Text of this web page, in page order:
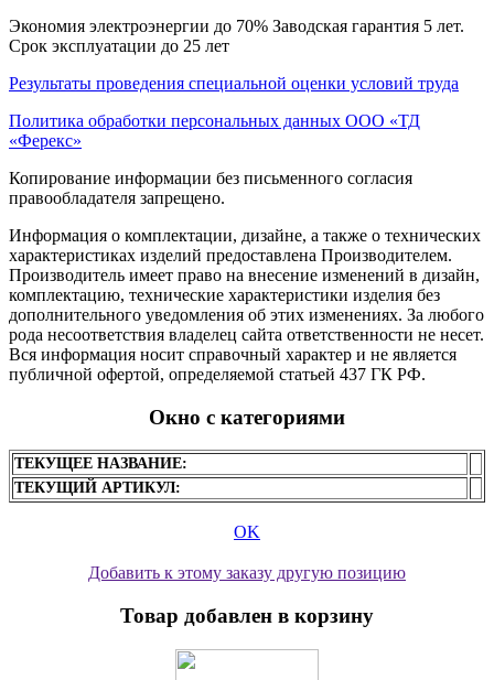
Экономия электроэнергии до 70% Заводская гарантия 5 лет.
Срок эксплуатации до 25 лет
Результаты проведения специальной оценки условий труда
Политика обработки персональных данных ООО «ТД
«Ферекс»
Копирование информации без письменного согласия
правообладателя запрещено.
Информация о комплектации, дизайне, а также о технических
характеристиках изделий предоставлена Производителем.
Производитель имеет право на внесение изменений в дизайн,
комплектацию, технические характеристики изделия без
дополнительного уведомления об этих изменениях. За любого
рода несоответствия владелец сайта ответственности не несет.
Вся информация носит справочный характер и не является
публичной офертой, определяемой статьей 437 ГК РФ.
Окно с категориями
ТЕКУЩЕЕ НАЗВАНИЕ:
ТЕКУЩИЙ АРТИКУЛ:
OK
Добавить к этому заказу другую позицию
Товар добавлен в корзину